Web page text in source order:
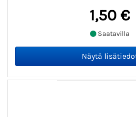
1,50 €
Saatavilla